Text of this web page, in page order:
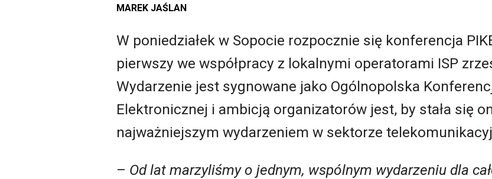
MAREK JAŚLAN
W poniedziałek w Sopocie rozpocznie się konferencja
pierwszy we współpracy z lokalnymi operatorami ISP
Wydarzenie jest sygnowane jako Ogólnopolska
Elektronicznej i ambicją organizatorów jest, by stała się
najważniejszym wydarzeniem w sektorze
– Od lat marzyliśmy o jednym, wspólnym wydarzeniu dla